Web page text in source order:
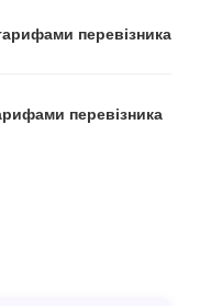
перевізника
перевізника